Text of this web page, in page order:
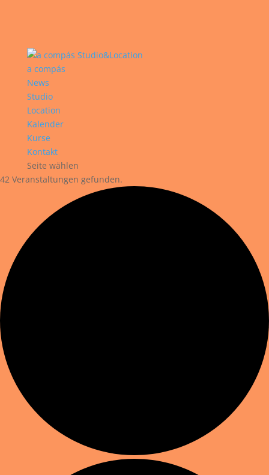
a compás
News
Studio
Location
Kalender
Kurse
Kontakt
Seite wählen
42 Veranstaltungen gefunden.